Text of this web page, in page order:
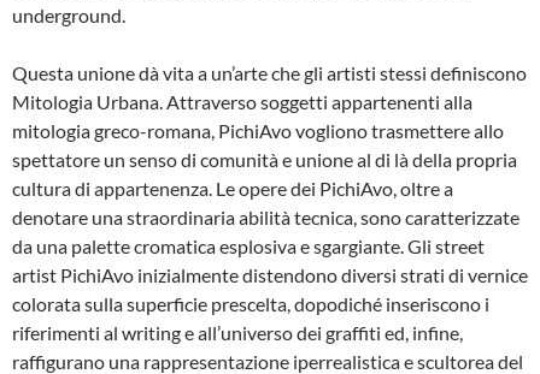
underground.
Questa unione dà vita a un’arte che gli artisti stessi definiscono
Mitologia Urbana. Attraverso soggetti appartenenti alla
mitologia greco-romana, PichiAvo vogliono trasmettere allo
spettatore un senso di comunità e unione al di là della propria
cultura di appartenenza. Le opere dei PichiAvo, oltre a
denotare una straordinaria abilità tecnica, sono caratterizzate
da una palette cromatica esplosiva e sgargiante. Gli street
artist PichiAvo inizialmente distendono diversi strati di vernice
colorata sulla superficie prescelta, dopodiché inseriscono i
riferimenti al writing e all’universo dei graffiti ed, infine,
raffigurano una rappresentazione iperrealistica e scultorea del